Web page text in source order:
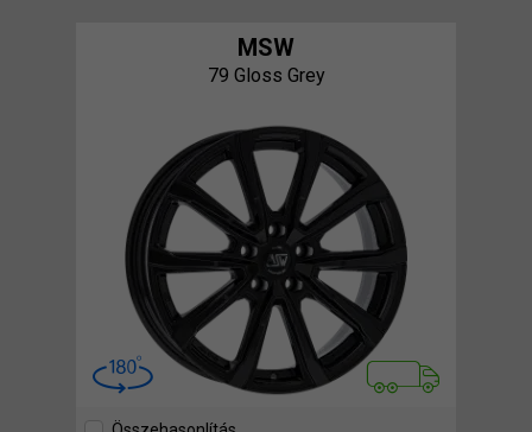
MSW
79 Gloss Grey